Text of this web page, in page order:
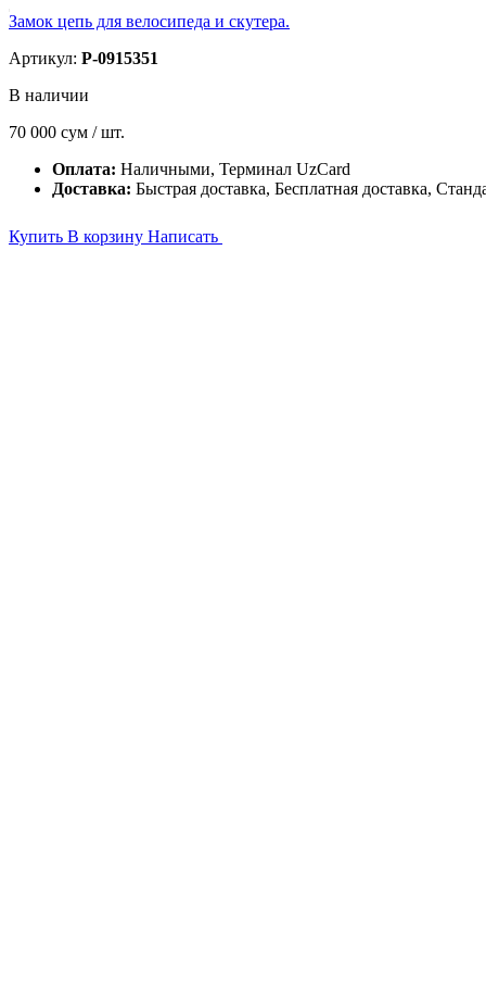
Замок цепь для велосипеда и скутера.
Артикул: P-0915351
В наличии
70 000 сум / шт.
Оплата: Наличными, Терминал UzCard
Доставка: Быстрая доставка, Бесплатная доставка,
Купить В корзину Написать